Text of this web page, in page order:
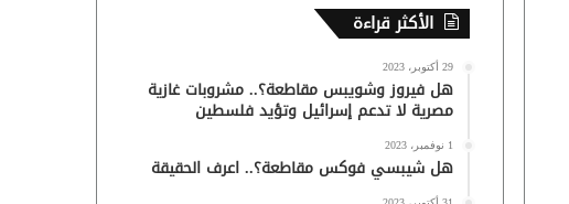
الأكثر قراءة
29 أكتوبر، 2023
هل فيروز وشويبس مقاطعة؟.. مشروبات غازية
مصرية لا تدعم إسرائيل وتؤيد فلسطين
1 نوفمبر، 2023
هل شيبسي فوكس مقاطعة؟.. اعرف الحقيقة